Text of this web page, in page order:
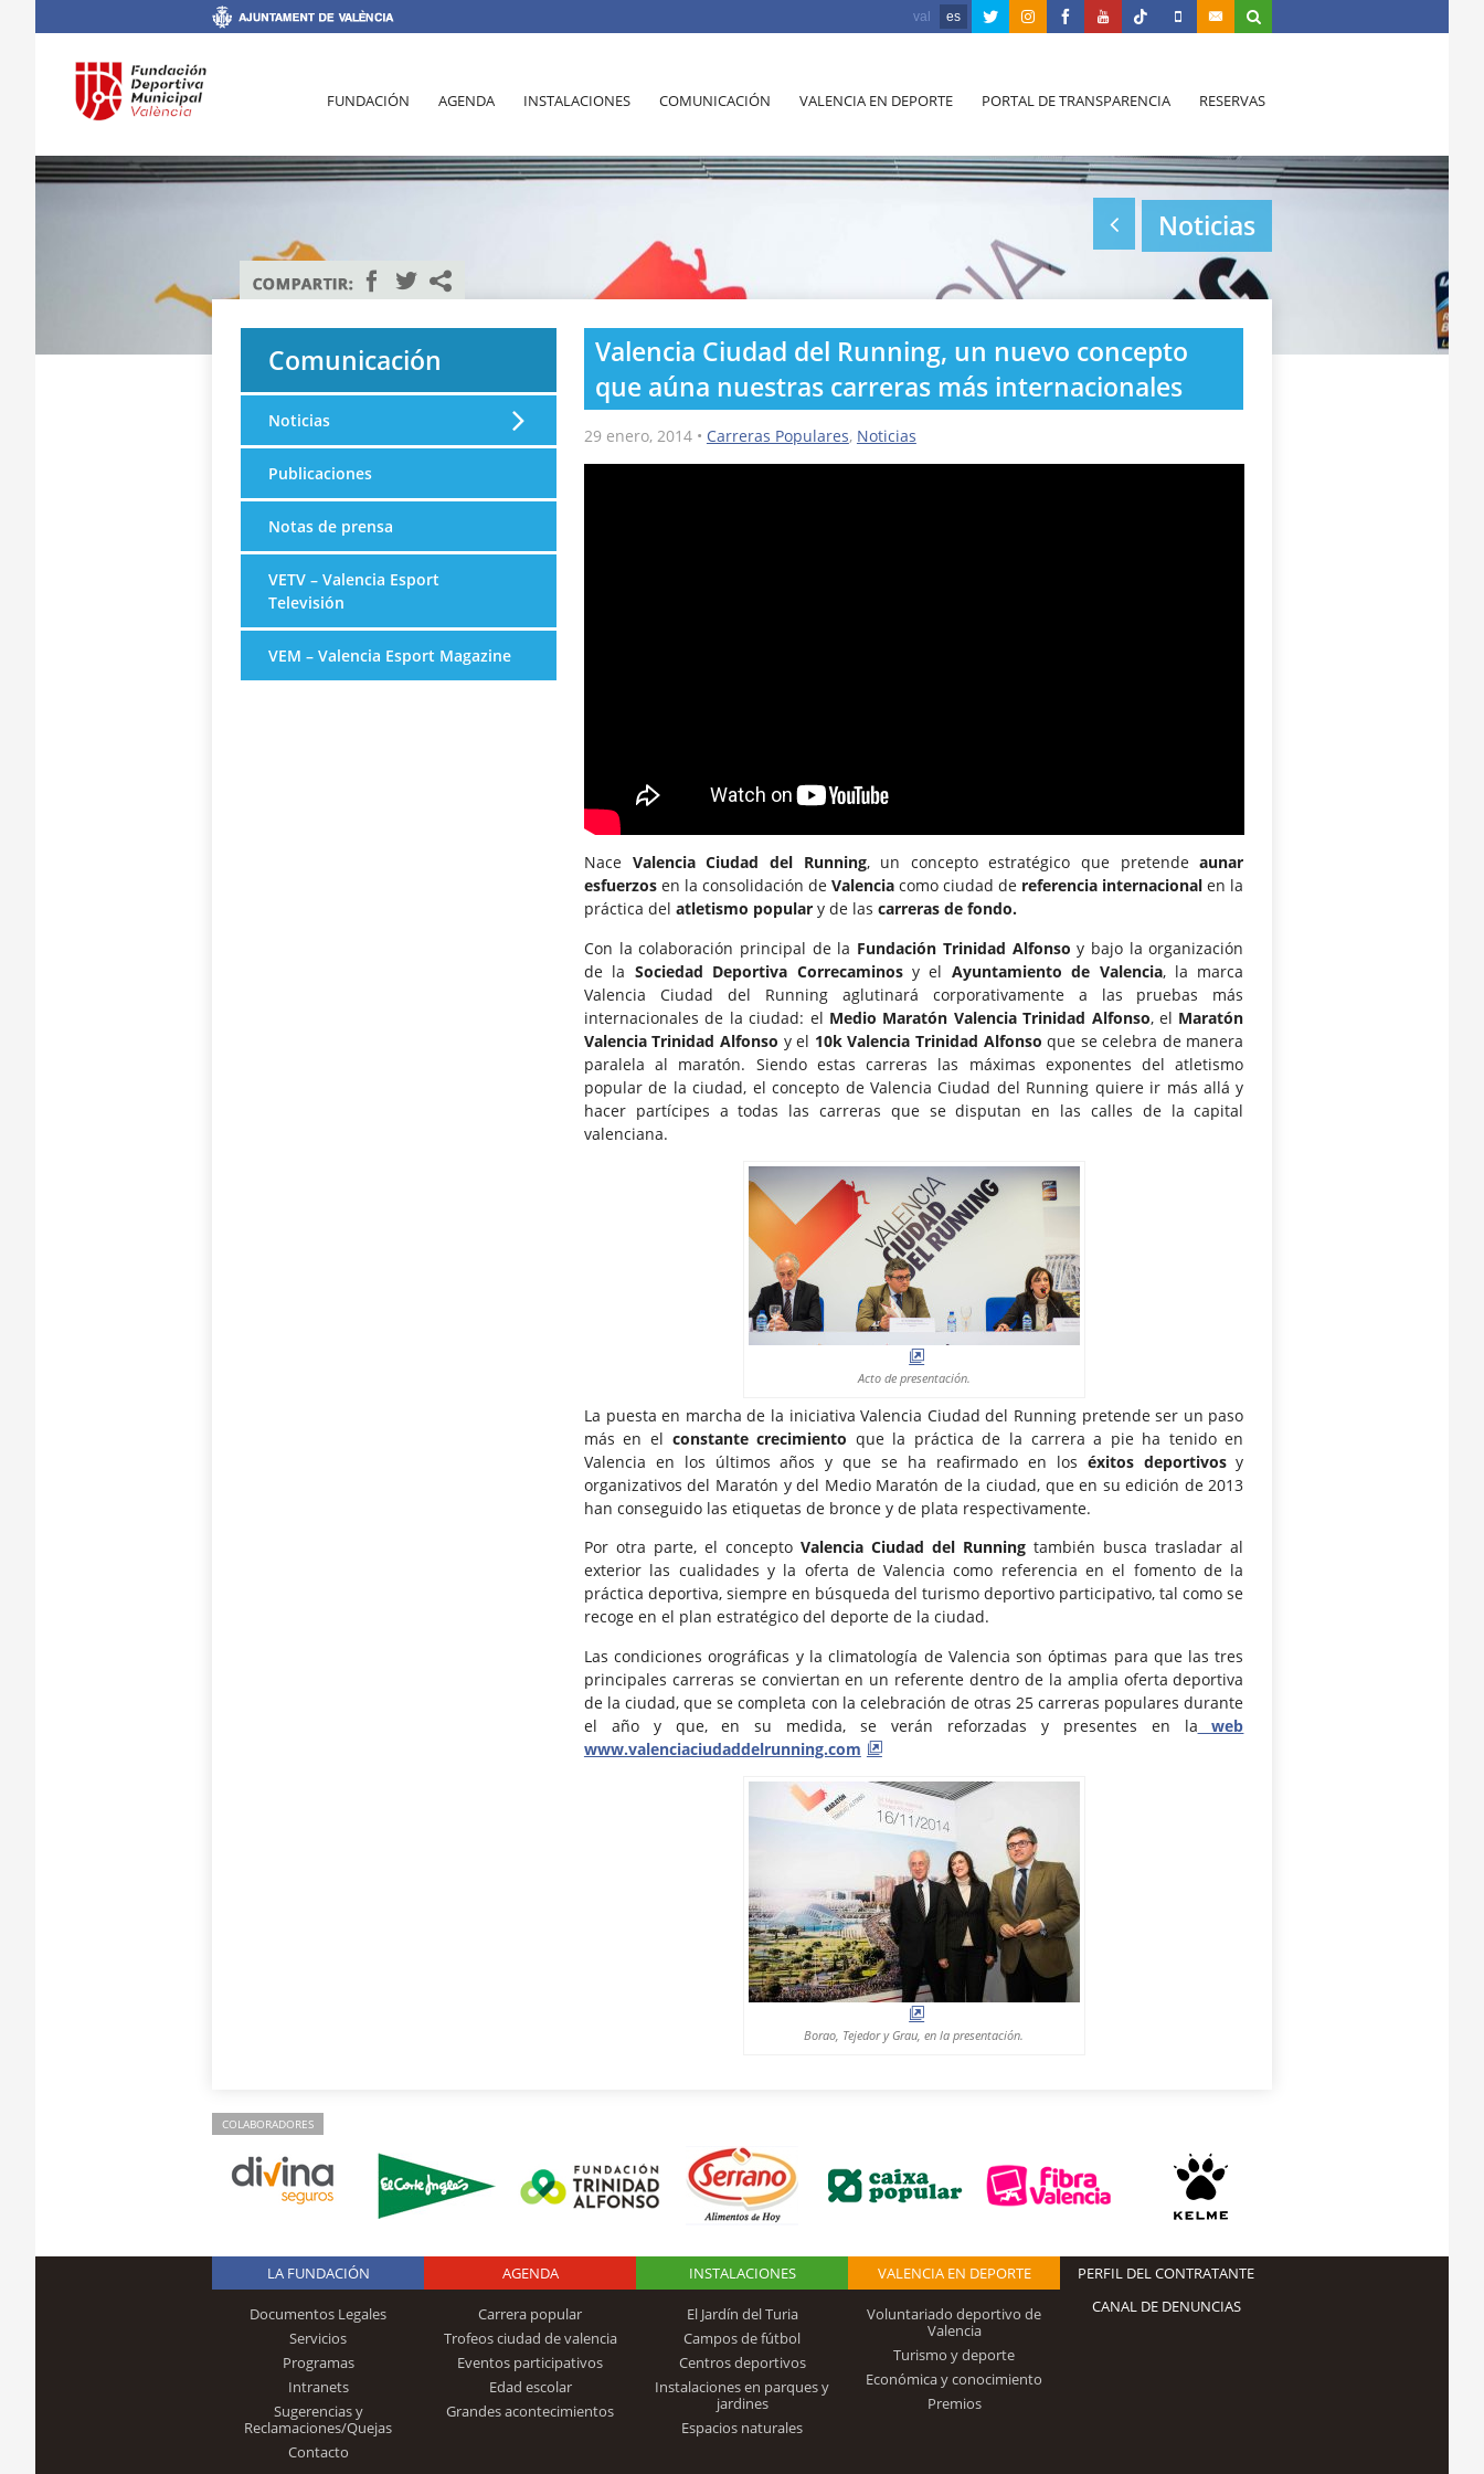
val es
FUNDACIÓN AGENDA INSTALACIONES COMUNICACIÓN VALENCIA EN DEPORTE PORTAL DE TRANSPARENCIA RESERVAS
Noticias
Valencia Ciudad del Running, un nuevo concepto
que aúna nuestras carreras más internacionales
29 enero, 2014• Carreras Populares, Noticias
Nace Valencia Ciudad del Running, un concepto estratégico que pretendeaunar
esfuerzosen la consolidación deValencia como ciudad de referencia internacional en la
práctica del atletismo populary de las carreras de fondo.
Con la colaboración principal de la Fundación Trinidad Alfonso y bajo la organización
de la Sociedad Deportiva Correcaminosy el Ayuntamiento de Valencia, la marca
Valencia Ciudad del Running aglutinará corporativamente a las pruebas más
internacionales de la ciudad: el Medio Maratón Valencia Trinidad Alfonso, el Maratón
Valencia Trinidad Alfonso y el 10k Valencia Trinidad Alfonso que se celebra de manera
paralela al maratón. Siendo estas carreras las máximas exponentes del atletismo
popular de la ciudad, el concepto de Valencia Ciudad del Running quiere ir más allá y
hacer partícipes a todas las carreras que se disputan en las calles de la capital
valenciana.
Acto de presentación.
La puesta en marcha de la iniciativa Valencia Ciudad del Running pretende ser un paso
más en el constante crecimiento que la práctica de la carrera a pie ha tenido en
Valencia en los últimos años y que se ha reafirmado en los éxitos deportivosy
organizativos del Maratón y del Medio Maratón de la ciudad, que en su edición de 2013
han conseguido las etiquetas de bronce y de plata respectivamente.
Por otra parte, el concepto Valencia Ciudad del Running también busca trasladar al
exterior las cualidades y la oferta de Valencia como referencia en el fomento de la
práctica deportiva, siempre en búsqueda del turismo deportivo participativo, tal como se
recoge en el plan estratégico del deporte de la ciudad.
Las condiciones orográficas y la climatología de Valencia son óptimas para que las tres
principales carreras se conviertan en un referente dentro de la amplia oferta deportiva
de la ciudad, que se completa con la celebración de otras 25 carreras populares durante
el año y que, en su medida, se verán reforzadas y presentes en la web
www.valenciaciudaddelrunning.com
Borao, Tejedor y Grau, en la presentación.
Comunicación
Noticias
Publicaciones
Notas de prensa
VETV – Valencia Esport
Televisión
VEM – Valencia Esport Magazine
COLABORADORES
Logo Fundación
Trinidad Alfonso
LA FUNDACIÓN
Documentos Legales
Servicios
Programas
Intranets
Sugerencias y
Reclamaciones/Quejas
Contacto
AGENDA
Carrera popular
Trofeos ciudad de valencia
Eventos participativos
Edad escolar
Grandes acontecimientos
INSTALACIONES
El Jardín del Turia
Campos de fútbol
Centros deportivos
Instalaciones en parques y
jardines
Espacios naturales
VALENCIA EN DEPORTE
Voluntariado deportivo de
Valencia
Turismo y deporte
Económica y conocimiento
Premios
PERFIL DEL CONTRATANTE
CANAL DE DENUNCIAS